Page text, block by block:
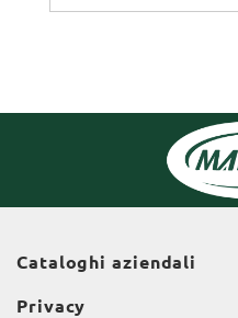
Cataloghi aziendali
Privacy